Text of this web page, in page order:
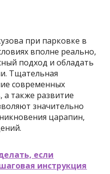
при парковке в
вполне реально,
подход и обладать
Тщательная
современных
а также развитие
значительно
царапин,
если
инструкция